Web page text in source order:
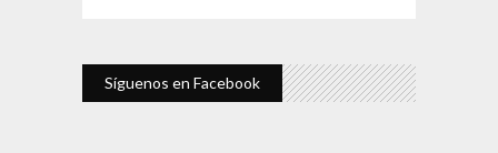
Síguenos en Facebook